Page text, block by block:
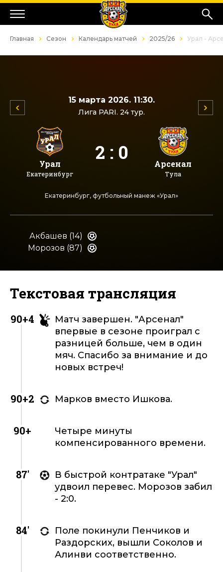
Главная Сезон Календарь матчей 2025/26 Урал -
15 марта 2026. 11:30.
Лига PARI. 24 тур.
Урал
Екатеринбург
2 : 0 Арсенал
Тула
Екатеринбург, футбольный манеж «Урал»
Акбашев (14)
Морозов (87)
Текстовая трансляция
90+4
Матч завершен. "Арсенал"
впервые в сезоне проиграл с
разницей больше, чем в один
мяч. Спасибо за внимание и до
новых встреч!
90+2 Марков вместо Ишкова.
90+
Четыре минуты
компенсированного времени.
87'
В быстрой контратаке "Урал"
удвоил перевес. Морозов забил
- 2:0.
84'
Поле покинули Пенчиков и
Раздорских, вышли Соколов и
Алинви соответственно.